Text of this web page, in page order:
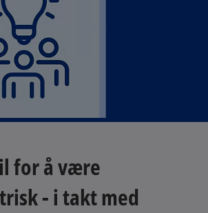
for å være
- i takt med